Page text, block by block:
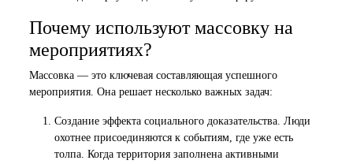
Почему используют массовку на
мероприятиях?
Массовка — это ключевая составляющая успешного
мероприятия. Она решает несколько важных задач:
Создание эффекта социального доказательства. Люди
охотнее присоединяются к событиям, где уже есть
толпа. Когда территория заполнена активными